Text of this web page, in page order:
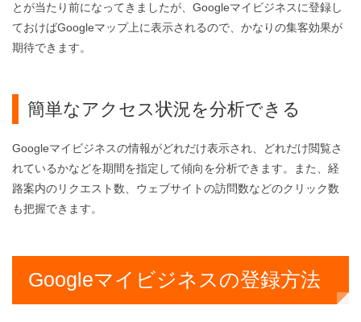
とが当たり前になってきましたが、Googleマイビジネスに登録し
ておけばGoogleマップ上に表示されるので、かなりの集客効果が
期待できます。
簡単なアクセス状況を分析できる
Googleマイビジネスの情報がどれだけ表示され、どれだけ閲覧さ
れているかなどを期間を指定して傾向を分析できます。また、経
路案内のリクエスト数、ウェブサイトの訪問数などのクリック数
も把握できます。
Googleマイビジネスの登録方法